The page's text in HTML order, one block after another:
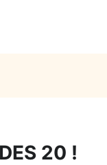
20 !